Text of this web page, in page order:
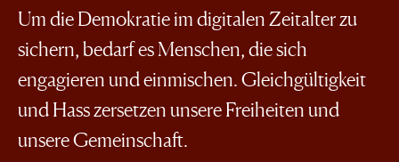
Um die Demokratie im digitalen Zeitalter zu
sichern, bedarf es Menschen, die sich
engagieren und einmischen. Gleichgültigkeit
und Hass zersetzen unsere Freiheiten und
unsere Gemeinschaft.